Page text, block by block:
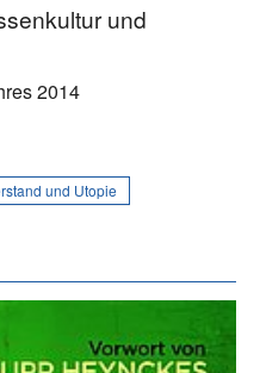
und
2014
und Utopie